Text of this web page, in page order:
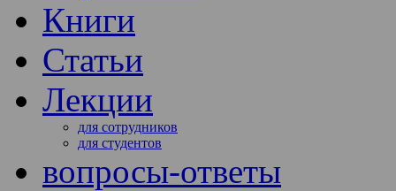
Книги
Статьи
Лекции
для сотрудников
для студентов
вопросы-ответы